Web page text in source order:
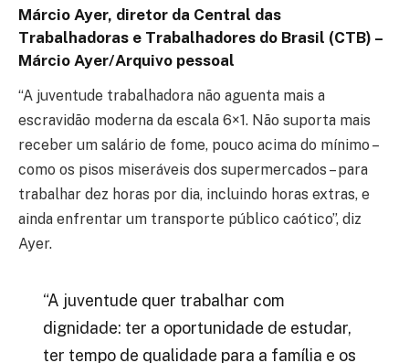
Márcio Ayer, diretor da Central das
Trabalhadoras e Trabalhadores do Brasil (CTB) –
Márcio Ayer/Arquivo pessoal
“A juventude trabalhadora não aguenta mais a
escravidão moderna da escala 6×1. Não suporta mais
receber um salário de fome, pouco acima do mínimo –
como os pisos miseráveis dos supermercados – para
trabalhar dez horas por dia, incluindo horas extras, e
ainda enfrentar um transporte público caótico”, diz
Ayer.
“A juventude quer trabalhar com
dignidade: ter a oportunidade de estudar,
ter tempo de qualidade para a família e os